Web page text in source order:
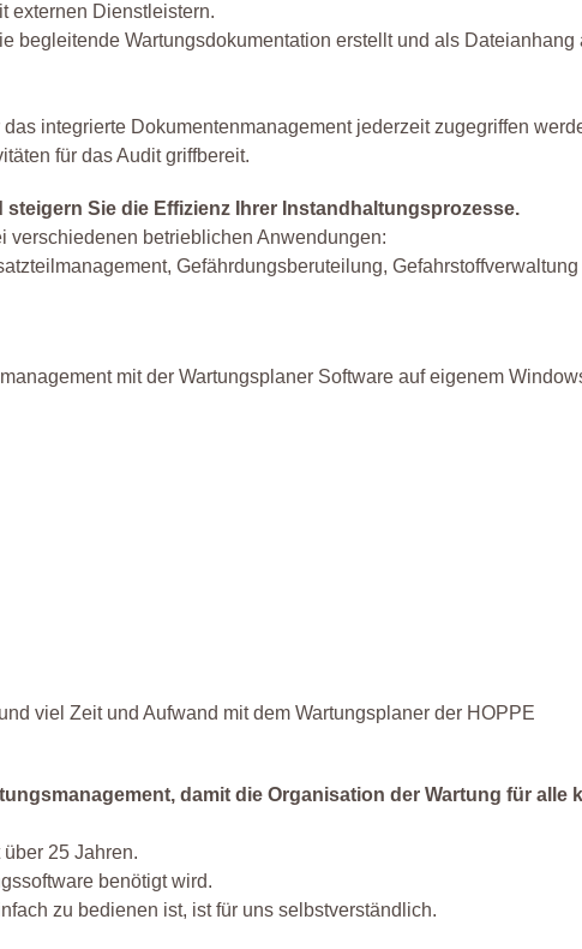
externen Dienstleistern.
begleitende Wartungsdokumentation erstellt und als Dateianhang
integrierte Dokumentenmanagement jederzeit zugegriffen
für das Audit griffbereit.
Sie die Effizienz Ihrer Instandhaltungsprozesse.
verschiedenen betrieblichen Anwendungen:
Gefährdungsberuteilung,
mit der Wartungsplaner Software auf eigenem
viel Zeit und Aufwand mit dem Wartungsplaner der HOPPE
damit die Organisation der Wartung für alle
25 Jahren.
benötigt wird.
zu bedienen ist, ist für uns selbstverständlich.